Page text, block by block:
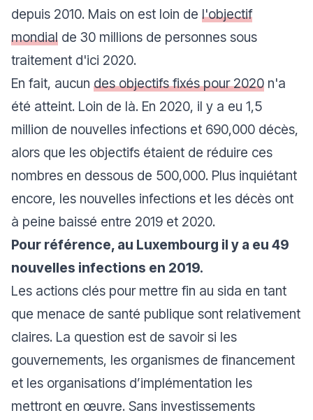
depuis 2010. Mais on est loin de l'objectif
mondial de 30 millions de personnes sous
traitement d'ici 2020.
En fait, aucun des objectifs fixés pour 2020 n'a
été atteint. Loin de là. En 2020, il y a eu 1,5
million de nouvelles infections et 690,000 décès,
alors que les objectifs étaient de réduire ces
nombres en dessous de 500,000. Plus inquiétant
encore, les nouvelles infections et les décès ont
à peine baissé entre 2019 et 2020.
Pour référence, au Luxembourg il y a eu 49
nouvelles infections en 2019.
Les actions clés pour mettre fin au sida en tant
que menace de santé publique sont relativement
claires. La question est de savoir si les
gouvernements, les organismes de financement
et les organisations d’implémentation les
mettront en œuvre. Sans investissements